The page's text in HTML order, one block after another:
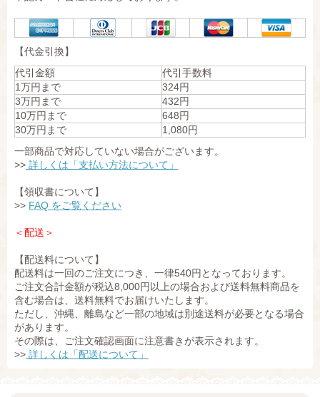
【代金引換】
代引金額
代引手数料
1万円まで
324円
3万円まで
432円
10万円まで
648円
30万円まで
1,080円
一部商品で対応していない場合がございます。
>>詳しくは「支払い方法について」
【領収書について】
>> FAQ をご覧ください
＜配送＞
【配送料について】
配送料は一回のご注文につき、一律540円となっております。
ご注文合計金額が税込8,000円以上の場合および送料無料商品を
含む場合は、送料無料でお届けいたします。
ただし、沖縄、離島など一部の地域は別途送料が必要となる場合
があります。
その際は、ご注文確認画面に注意書きが表示されます。
>>詳しくは「配送について」